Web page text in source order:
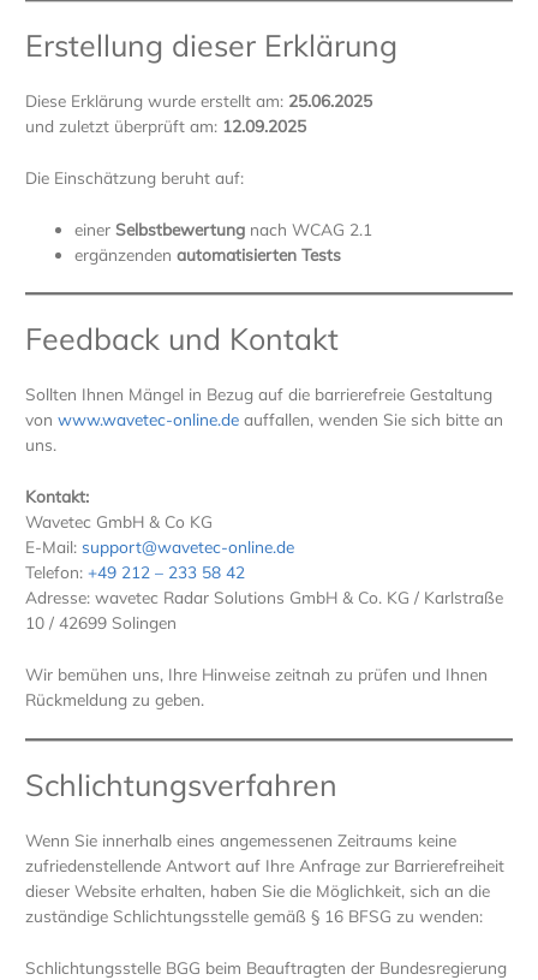
Erstellung dieser Erklärung
Diese Erklärung wurde erstellt am: 25.06.2025
und zuletzt überprüft am: 12.09.2025
Die Einschätzung beruht auf:
einerSelbstbewertung nach WCAG 2.1
ergänzendenautomatisierten Tests
Feedback und Kontakt
Sollten Ihnen Mängel in Bezug auf die barrierefreie Gestaltung
vonwww.wavetec-online.de auffallen, wenden Sie sich bitte an
uns.
Kontakt:
Wavetec GmbH & Co KG
E-Mail: support@wavetec-online.de
Telefon:+49 212 – 233 58 42
Adresse: wavetec Radar Solutions GmbH & Co. KG / Karlstraße
10 / 42699 Solingen
Wir bemühen uns, Ihre Hinweise zeitnah zu prüfen und Ihnen
Rückmeldung zu geben.
Schlichtungsverfahren
Wenn Sie innerhalb eines angemessenen Zeitraums keine
zufriedenstellende Antwort auf Ihre Anfrage zur Barrierefreiheit
dieser Website erhalten, haben Sie die Möglichkeit, sich an die
zuständige Schlichtungsstelle gemäß § 16 BFSG zu wenden:
Schlichtungsstelle BGG beim Beauftragten der Bundesregierung